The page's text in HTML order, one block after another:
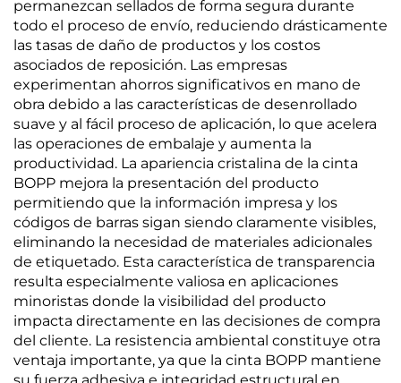
permanezcan sellados de forma segura durante
todo el proceso de envío, reduciendo drásticamente
las tasas de daño de productos y los costos
asociados de reposición. Las empresas
experimentan ahorros significativos en mano de
obra debido a las características de desenrollado
suave y al fácil proceso de aplicación, lo que acelera
las operaciones de embalaje y aumenta la
productividad. La apariencia cristalina de la cinta
BOPP mejora la presentación del producto
permitiendo que la información impresa y los
códigos de barras sigan siendo claramente visibles,
eliminando la necesidad de materiales adicionales
de etiquetado. Esta característica de transparencia
resulta especialmente valiosa en aplicaciones
minoristas donde la visibilidad del producto
impacta directamente en las decisiones de compra
del cliente. La resistencia ambiental constituye otra
ventaja importante, ya que la cinta BOPP mantiene